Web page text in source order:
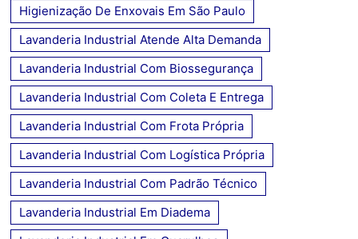
Higienização De Enxovais Em São Paulo
Lavanderia Industrial Atende Alta Demanda
Lavanderia Industrial Com Biossegurança
Lavanderia Industrial Com Coleta E Entrega
Lavanderia Industrial Com Frota Própria
Lavanderia Industrial Com Logística Própria
Lavanderia Industrial Com Padrão Técnico
Lavanderia Industrial Em Diadema